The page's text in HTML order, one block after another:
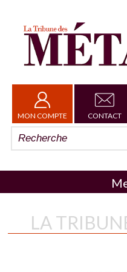
MON COMPTE CONTACT
LA